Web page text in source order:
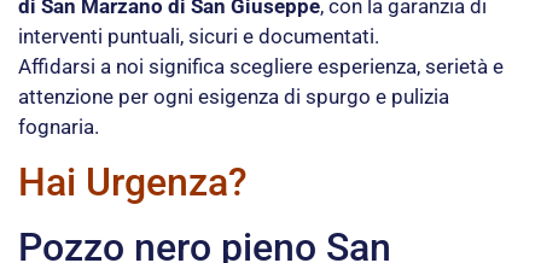
di San Marzano di San Giuseppe, con la garanzia di
interventi puntuali, sicuri e documentati.
Affidarsi a noi significa scegliere esperienza, serietà e
attenzione per ogni esigenza di spurgo e pulizia
fognaria.
Hai Urgenza?
Pozzo nero pieno San